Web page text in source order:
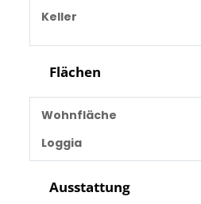
Keller
Flächen
Wohnfläche
Loggia
Ausstattung